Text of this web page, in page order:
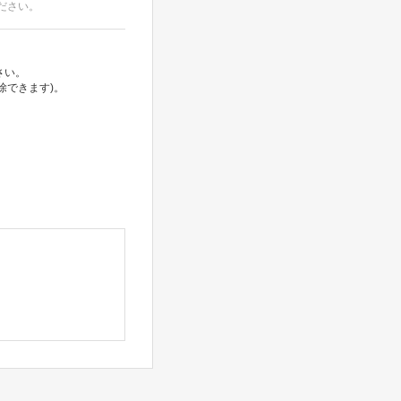
い。
。
きます)。